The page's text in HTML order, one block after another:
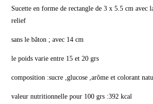
Sucette en forme de rectangle de 3 x 5.5 cm
relief
sans le bâton ; avec 14 cm
le poids varie entre 15 et 20 grs
composition :sucre ,glucose ,arôme et colorant
valeur nutritionnelle pour 100 grs :392 kcal